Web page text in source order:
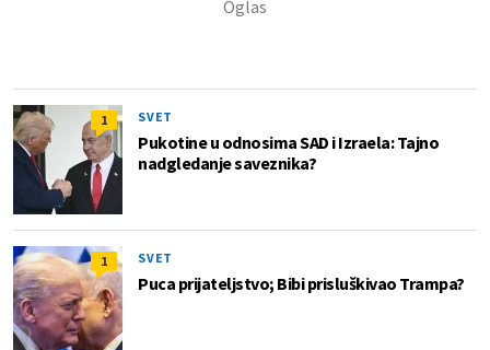
1 SVET
Pukotine u odnosima SAD i Izraela: Tajno
nadgledanje saveznika?
1 SVET
Puca prijateljstvo; Bibi prisluškivao Trampa?